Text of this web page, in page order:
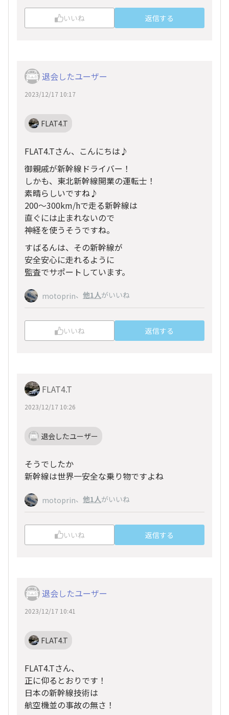
いいね 返信する
退会したユーザー
2023/12/17 10:17
FLAT4.T
FLAT4.Tさん、こんにちは♪
御親戚が新幹線ドライバー！
しかも、東北新幹線開業の運転士！
素晴らしいですね♪
200〜300km/hで走る新幹線は
直ぐには止まれないので
神経を使うそうですね。
すばるんは、その新幹線が
安全安心に走れるように
監査でサポートしています。
motoprin、 他1人がいいね
いいね 返信する
FLAT4.T
2023/12/17 10:26
退会したユーザー
そうでしたか
新幹線は世界一安全な乗り物ですよね
motoprin、 他1人がいいね
いいね 返信する
退会したユーザー
2023/12/17 10:41
FLAT4.T
FLAT4.Tさん、
正に仰るとおりです！
日本の新幹線技術は
航空機並の事故の無さ！